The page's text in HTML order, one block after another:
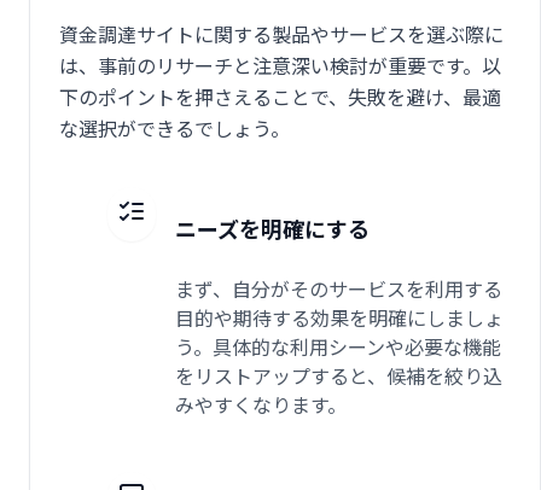
資金調達サイトに関する製品やサービスを選ぶ際に
は、事前のリサーチと注意深い検討が重要です。以
下のポイントを押さえることで、失敗を避け、最適
な選択ができるでしょう。
ニーズを明確にする
まず、自分がそのサービスを利用する
目的や期待する効果を明確にしましょ
う。具体的な利用シーンや必要な機能
をリストアップすると、候補を絞り込
みやすくなります。